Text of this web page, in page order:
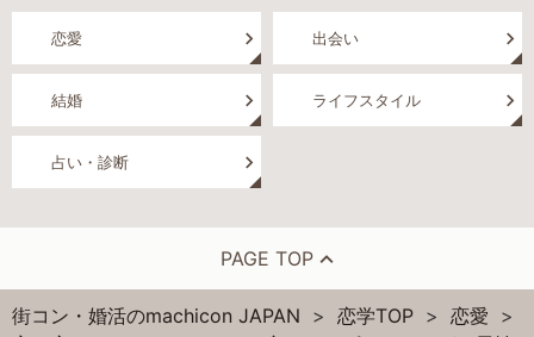
恋愛 出会い
結婚 ライフスタイル
占い・診断
PAGE TOP
街コン・婚活のmachicon JAPAN 恋学TOP
恋愛